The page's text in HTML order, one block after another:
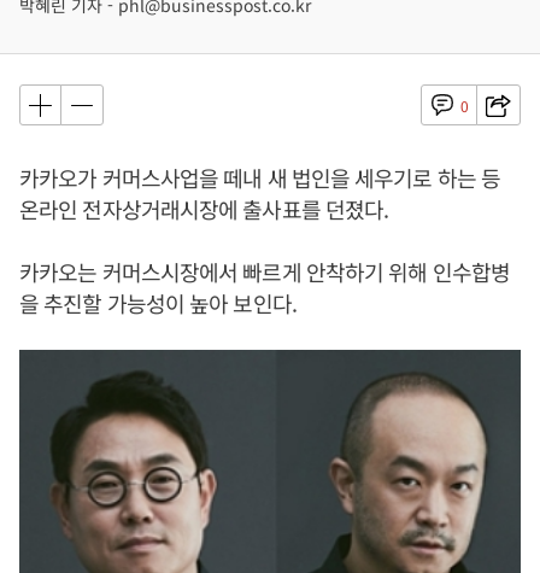
박혜린 기자 - phl@businesspost.co.kr
0
카카오가 커머스사업을 떼내 새 법인을 세우기로 하는 등
온라인 전자상거래시장에 출사표를 던졌다.
카카오는 커머스시장에서 빠르게 안착하기 위해 인수합병
을 추진할 가능성이 높아 보인다.